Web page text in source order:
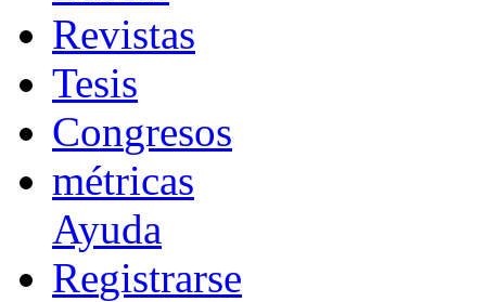
Revistas
Tesis
Congresos
métricas
Ayuda
Registrarse